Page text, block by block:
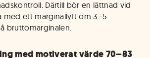
Därtill bör en lättnad vid
med ett marginallyft om 3–5
bruttomarginalen.
med motiverat värde 70–83